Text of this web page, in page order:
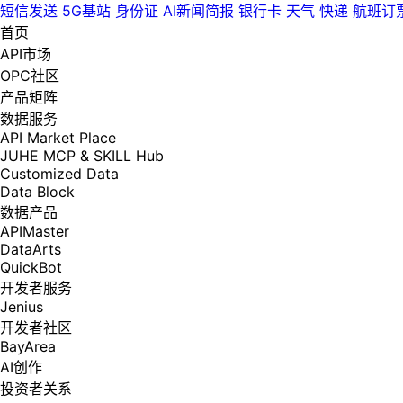
短信发送 5G基站 身份证 AI新闻简报 银行卡 天气 快递 航班订
首页
API市场
OPC社区
产品矩阵
数据服务
API Market Place
JUHE MCP & SKILL Hub
Customized Data
Data Block
数据产品
APIMaster
DataArts
QuickBot
开发者服务
Jenius
开发者社区
BayArea
AI创作
投资者关系